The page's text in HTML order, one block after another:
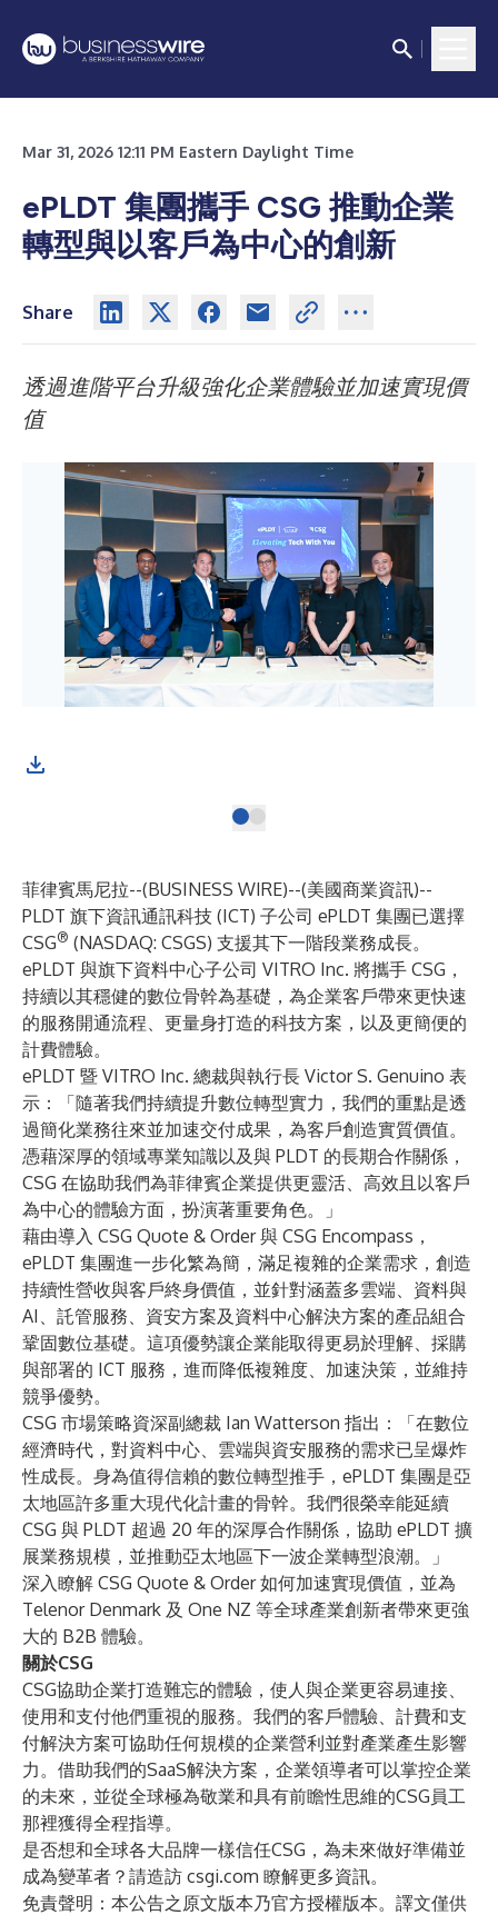
Mar 31, 2026 12:11 PM Eastern Daylight Time
ePLDT 集團攜手 CSG 推動企業
轉型與以客戶為中心的創新
Share
透過進階平台升級強化企業體驗並加速實現價
值
菲律賓馬尼拉--(BUSINESS WIRE)--(美國商業資訊)--
PLDT 旗下資訊通訊科技 (ICT) 子公司 ePLDT 集團已選擇
CSG® (NASDAQ: CSGS) 支援其下一階段業務成長。
ePLDT 與旗下資料中心子公司 VITRO Inc. 將攜手 CSG，
持續以其穩健的數位骨幹為基礎，為企業客戶帶來更快速
的服務開通流程、更量身打造的科技方案，以及更簡便的
計費體驗。
ePLDT 暨 VITRO Inc. 總裁與執行長 Victor S. Genuino 表
示：「隨著我們持續提升數位轉型實力，我們的重點是透
過簡化業務往來並加速交付成果，為客戶創造實質價值。
憑藉深厚的領域專業知識以及與 PLDT 的長期合作關係，
CSG 在協助我們為菲律賓企業提供更靈活、高效且以客戶
為中心的體驗方面，扮演著重要角色。」
藉由導入 CSG Quote & Order與 CSG Encompass ，
ePLDT 集團進一步化繁為簡，滿足複雜的企業需求，創造
持續性營收與客戶終身價值，並針對涵蓋多雲端、資料與
AI、託管服務、資安方案及資料中心解決方案的產品組合
鞏固數位基礎。這項優勢讓企業能取得更易於理解、採購
與部署的 ICT 服務，進而降低複雜度、加速決策，並維持
競爭優勢。
CSG 市場策略資深副總裁 Ian Watterson 指出：「在數位
經濟時代，對資料中心、雲端與資安服務的需求已呈爆炸
性成長。身為值得信賴的數位轉型推手，ePLDT 集團是亞
太地區許多重大現代化計畫的骨幹。我們很榮幸能延續
CSG 與 PLDT 超過 20 年的深厚合作關係，協助 ePLDT 擴
展業務規模，並推動亞太地區下一波企業轉型浪潮。」
深入瞭解 CSG Quote & Order 如何加速實現價值，並為
Telenor Denmark 及 One NZ 等全球產業創新者帶來更強
大的 B2B 體驗。
關於CSG
CSG協助企業打造難忘的體驗，使人與企業更容易連接、
使用和支付他們重視的服務。我們的客戶體驗、計費和支
付解決方案可協助任何規模的企業營利並對產業產生影響
力。借助我們的SaaS解決方案，企業領導者可以掌控企業
的未來，並從全球極為敬業和具有前瞻性思維的CSG員工
那裡獲得全程指導。
是否想和全球各大品牌一樣信任CSG，為未來做好準備並
成為變革者？請造訪 csgi.com 瞭解更多資訊。
免責聲明：本公告之原文版本乃官方授權版本。譯文僅供